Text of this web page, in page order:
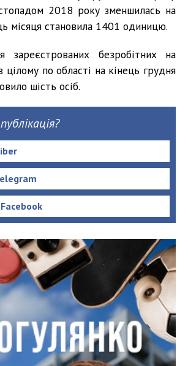
2018 року зменшилась на
місяця становила 1401 одиницю.
зареєстрованих безробітних на
цілому по області на кінець грудня
шість осіб.